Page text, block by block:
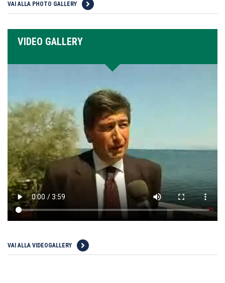
VAI ALLA PHOTO GALLERY
VIDEO GALLERY
VAI ALLA VIDEOGALLERY